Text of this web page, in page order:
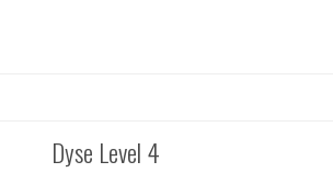
Dyse Level 4